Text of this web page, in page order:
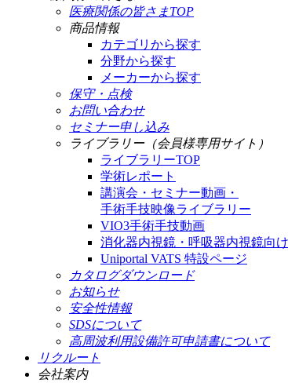
医療関係の皆さまTOP
商品情報
カテゴリから探す
分野から探す
メーカーから探す
保守・点検
お問い合わせ
セミナー申し込み
ライブラリー（会員様専用サイト）
ライブラリーTOP
学術レポート
講演会・セミナー動画・
手術手技映像ライブラリー
VIO3手術手技動画
消化器内視鏡・呼吸器内視鏡向
Uniportal VATS 特設ページ
カタログダウンロード
お知らせ
安全性情報
SDSについて
高周波利用設備許可申請書について
リクルート
会社案内